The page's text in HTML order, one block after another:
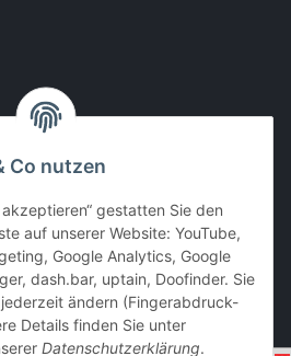
Co nutzen
gestatten Sie den
auf unserer Website: YouTube,
Google Analytics, Google
dash.bar, uptain, Doofinder. Sie
ändern (Fingerabdruck-
Details finden Sie unter
Datenschutzerklärung.
bei Abholung